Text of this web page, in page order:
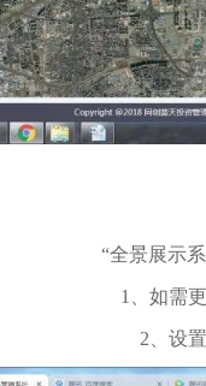
“全景展示
1、如需
2、设